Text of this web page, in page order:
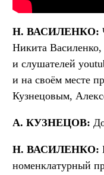
Н. ВАСИЛЕНКО:
Никита Василенко,
и слушателей
и на своём месте
Кузнецовым,
А. КУЗНЕЦОВ:
Н. ВАСИЛЕНКО:
номенклатурный